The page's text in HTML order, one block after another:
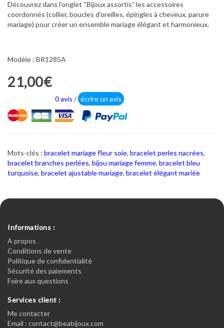
Découvrez dans l’onglet “Bijoux assortis” les accessoires
coordonnés (collier, boucles d'oreilles, épingles à cheveux, parure
mariage) pour créer un ensemble mariage élégant et harmonieux.
Modèle : BR1285A
21,00€
0 avis / écrire un avis
Mots-clés : bracelet mariage fleur soie, bracelet perles nacrées,
bracelet branches perlées, bijou mariage femme, bracelet bleu
turquoise, bracelet ajustable mariage, bracelet élégant mariée
Informations :
A propos
Conditions de vente
Politique de confidentialité
Sécurité des paiements
Foire aux questions
Services client :
Me contacter
Email : contact@beabijoux.com